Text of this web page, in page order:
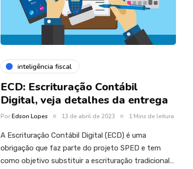
inteligência fiscal
ECD: Escrituração Contábil
Digital, veja detalhes da entrega
PorEdson Lopes 13 de abril de 2023 1 Mins de leitura
A Escrituração Contábil Digital (ECD) é uma
obrigação que faz parte do projeto SPED e tem
como objetivo substituir a escrituração tradicional…